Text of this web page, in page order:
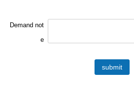
Demand not
e
submit